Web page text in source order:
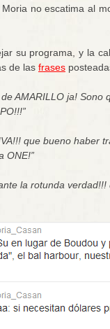
no escatima al
su programa, y la
de las frases
AMARILLO ja! Sono
que bueno haber
ONE!”
la rotunda